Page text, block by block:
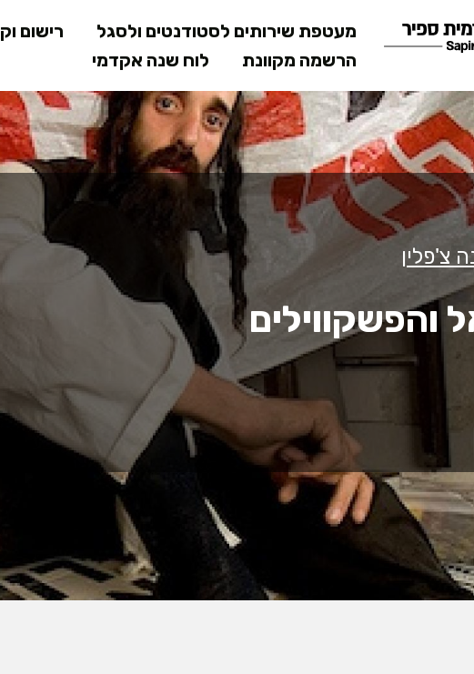
לתוכן
המרכזי
מעטפת שירותים לסטודנטים ולסגל רישום
הרשמה מקוונת
לוח שנה אקדמי
והפשקווילים
צ'פלין